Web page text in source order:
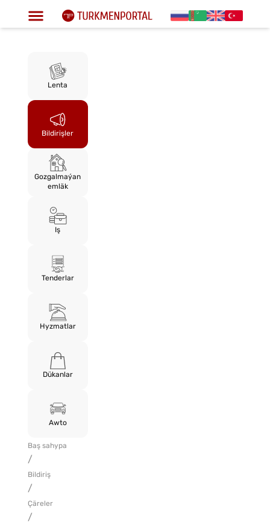
Lenta
Bildirişler
Gozgalmaýan
emläk
Iş
Tenderlar
Hyzmatlar
Dükanlar
Awto
Baş sahypa
/
Bildiriş
/
Çäreler
/